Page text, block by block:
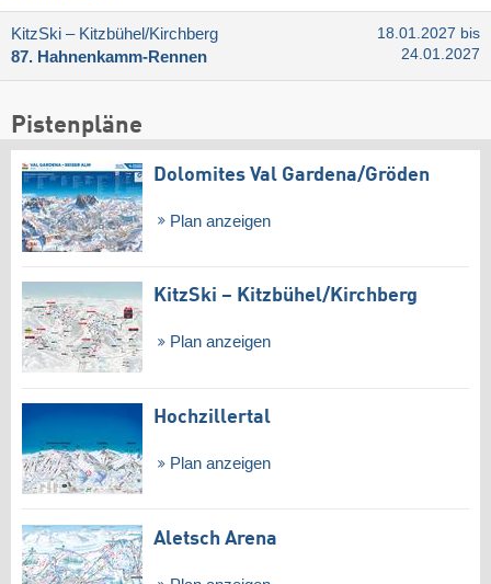
KitzSki – Kitzbühel/​Kirchberg
87. Hahnenkamm-Rennen
18.01.2027 bis
24.01.2027
Pistenpläne
Dolomites Val Gardena/​Gröden
Plan anzeigen
KitzSki – Kitzbühel/​Kirchberg
Plan anzeigen
Hochzillertal
Plan anzeigen
Aletsch Arena